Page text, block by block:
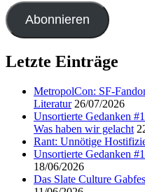
Abonnieren
Letzte Einträge
MetropolCon: SF-
Literatur 26/07/2026
Unsortierte Gedanken
Was haben wir gelacht
Rant: Unnötige
Unsortierte Gedanken
18/06/2026
Das Slate Culture